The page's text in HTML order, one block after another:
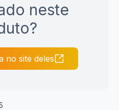
neste
no site deles